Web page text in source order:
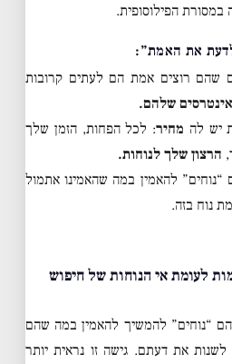
הפילוסופית.
את האמת”:
שהם רוצים אמת הם לעתים קרובות
שלהם.
יש לה מחיר: לכל הפחות, הזמן שלך
הרצון שלך לנוחות.
להאמין במה שהאמינו אתמול
נוח בזה.
לעומת אי הנוחות של חיפוש
“נוחים” להמשיך להאמין במה שהם
לשנות את דעתם. גישה זו נראית יותר